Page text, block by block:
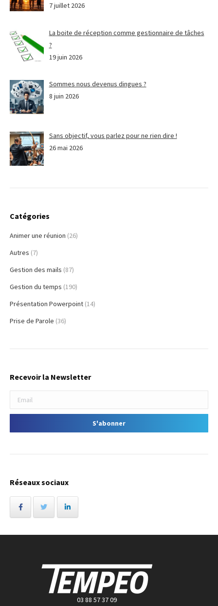
7 juillet 2026
La boite de réception comme gestionnaire de tâches
?
19 juin 2026
Sommes nous devenus dingues ?
8 juin 2026
Sans objectif, vous parlez pour ne rien dire !
26 mai 2026
Catégories
Animer une réunion (26)
Autres (7)
Gestion des mails (87)
Gestion du temps (190)
Présentation Powerpoint (14)
Prise de Parole (36)
Recevoir la Newsletter
Réseaux sociaux
03 88 57 37 09